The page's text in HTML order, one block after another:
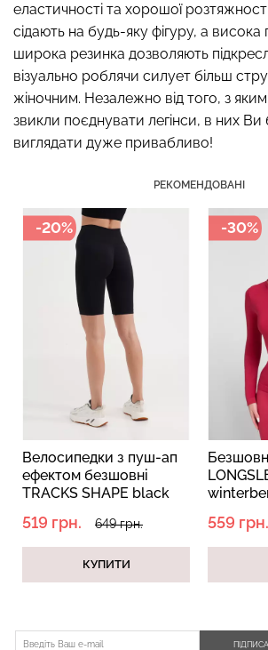
еластичності та хорошої
сідають на будь-яку фігуру, а висока
широка резинка дозволяють
візуально роблячи силует більш
жіночним. Незалежно від того, з
звикли поєднувати легінси, в них
виглядати дуже привабливо!
РЕКОМЕНДОВАНІ
-20%
Велосипедки з пуш-ап
ефектом безшовні
TRACKS SHAPE black
519 грн. 649 грн.
КУПИТИ
-30%
559 грн.
Безшовні стрінги STRING
BRIEFS (чорний) Giulia
299 грн.
489 грн.
Безшовні труси хіпстери
HIPSTER BRIEFS
(бежевий) Giulia
230 грн.
Топ на
CAMI
Giulia
299 грн.